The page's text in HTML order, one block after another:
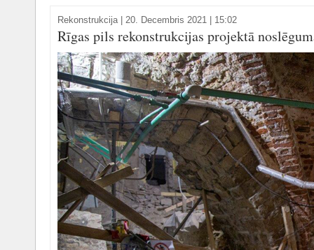
Rekonstrukcija| 20. Decembris 2021 | 15:02
Rīgas pils rekonstrukcijas projektā